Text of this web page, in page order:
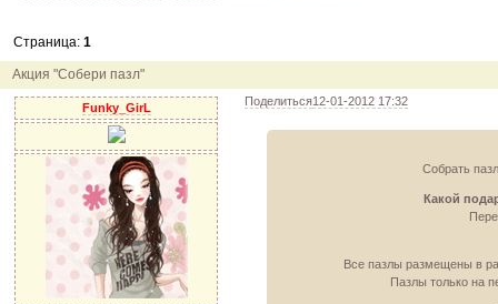
12.04.11
04.04.11
акция
04.04.11
акция акция "Downloads"
Акция "Собери пазл"
Страница:1
Поделиться12-01-2012 17:32
Funky_GirL
Собрать
Какой
Все пазлы размещены в
Пазлы только на